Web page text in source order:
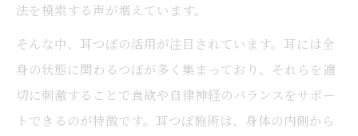
法を模索する声が増えています。
そんな中、耳つぼの活用が注目されています。耳には全
身の状態に関わるつぼが多く集まっており、それらを適
切に刺激することで食欲や自律神経のバランスをサポー
トできるのが特徴です。耳つぼ施術は、身体の内側から